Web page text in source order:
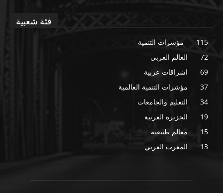
فئة شعبية
مؤشرات التنمية
115
العالم العربي
72
اشراقات عربية
69
مؤشرات التنمية العالمية
37
التعليم والجامعات
34
الجزيرة العربية
19
معالم طبيعية
15
المغرب العربي
13